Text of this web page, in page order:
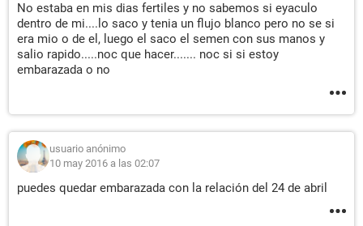
No estaba en mis dias fertiles y no sabemos si eyaculo
dentro de mi....lo saco y tenia un flujo blanco pero no se si
era mio o de el, luego el saco el semen con sus manos y
salio rapido.....noc que hacer....... noc si si estoy
embarazada o no
usuario anónimo
10 may 2016 a las 02:07
puedes quedar embarazada con la relación del 24 de abril